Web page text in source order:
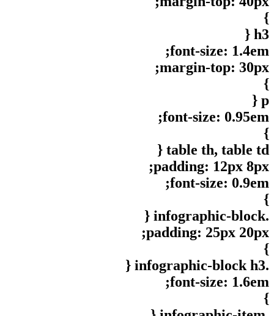
}
h3 {
font-size: 1.4em;
margin-top: 30px;
}
p {
font-size: 0.95em;
}
table th, table td {
padding: 12px 8px;
font-size: 0.9em;
}
.infographic-block {
padding: 25px 20px;
}
.infographic-block h3 {
font-size: 1.6em;
}